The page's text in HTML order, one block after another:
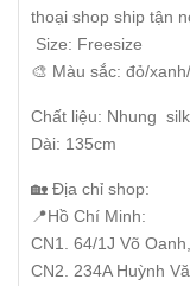
thoại shop ship tận
Size: Freesize
🎨 Màu sắc: đỏ/
Chất liệu: Nhung silk
Dài: 135cm
🏡 Địa chỉ shop:
📍Hồ Chí Minh:
CN1. 64/1J Võ
CN2. 234A Huỳnh